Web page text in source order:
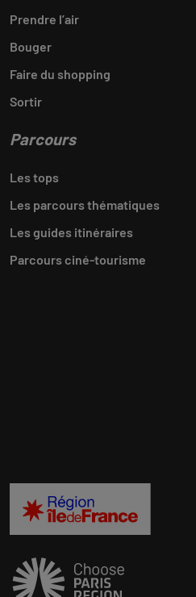
Prendre l’air
Bouger
Faire du shopping
Sortir
Parcours
Les tops
Les parcours thématiques
Les guides itinéraires
Parcours ciné-tourisme